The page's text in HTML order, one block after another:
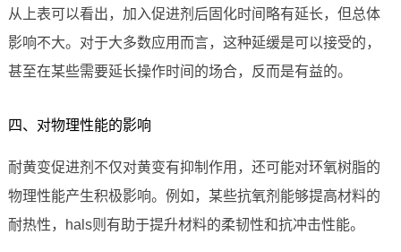
从上表可以看出，加入促进剂后固化时间略有延长，但总体
影响不大。对于大多数应用而言，这种延缓是可以接受的，
甚至在某些需要延长操作时间的场合，反而是有益的。
四、对物理性能的影响
耐黄变促进剂不仅对黄变有抑制作用，还可能对环氧树脂的
物理性能产生积极影响。例如，某些抗氧剂能够提高材料的
耐热性，hals则有助于提升材料的柔韧性和抗冲击性能。